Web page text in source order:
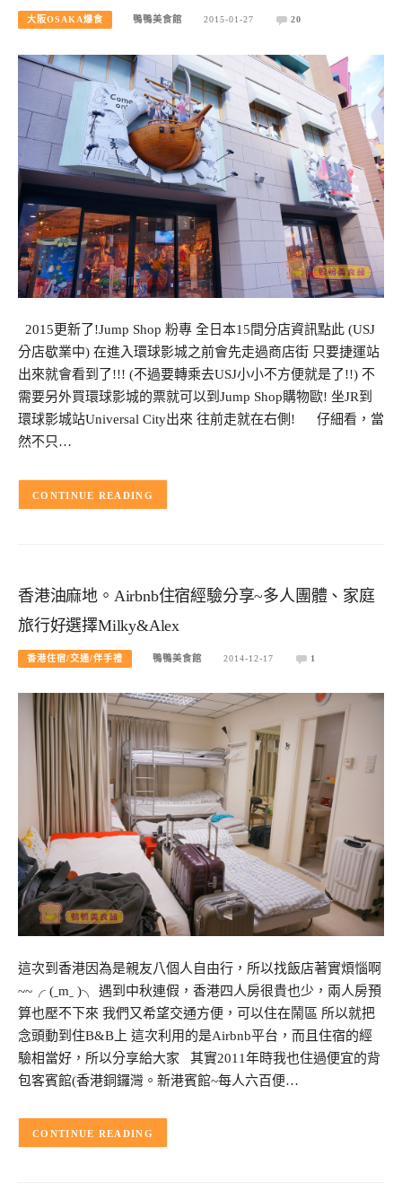
大阪OSAKA爆食 鴨鴨美食館 2015-01-27 20
2015更新了!Jump Shop 粉專 全日本15間分店資訊點此 (USJ
分店歇業中) 在進入環球影城之前會先走過商店街 只要捷運站
出來就會看到了!!! (不過要轉乘去USJ小小不方便就是了!!) 不
需要另外買環球影城的票就可以到Jump Shop購物歐! 坐JR到
環球影城站Universal City出來 往前走就在右側! 仔細看，當
然不只…
CONTINUE READING
香港油麻地。Airbnb住宿經驗分享~多人團體、家庭
旅行好選擇Milky&Alex
香港住宿/交通/伴手禮 鴨鴨美食館 2014-12-17 1
這次到香港因為是親友八個人自由行，所以找飯店著實煩惱啊
~~╭ (ˍmˍ )╮ 遇到中秋連假，香港四人房很貴也少，兩人房預
算也壓不下來 我們又希望交通方便，可以住在鬧區 所以就把
念頭動到住B&B上 這次利用的是Airbnb平台，而且住宿的經
驗相當好，所以分享給大家 其實2011年時我也住過便宜的背
包客賓館(香港銅鑼灣。新港賓館~每人六百便…
CONTINUE READING